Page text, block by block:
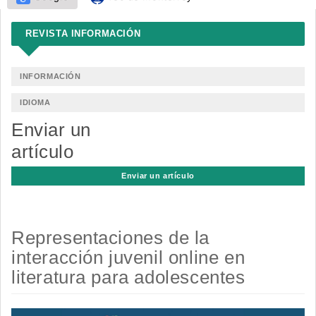
REVISTA INFORMACIÓN
INFORMACIÓN
IDIOMA
Enviar un
artículo
Enviar un artículo
Representaciones de la
interacción juvenil online en
literatura para adolescentes